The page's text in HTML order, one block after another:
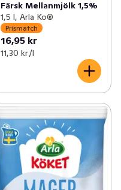
Färsk Mellanmjölk 1,5%
1,5 l, Arla Ko®
Prismatch
16,95 kr
11,30 kr /l